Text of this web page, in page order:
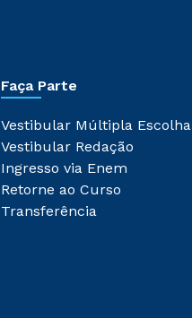
Faça Parte
Vestibular Múltipla Escolha
Vestibular Redação
Ingresso via Enem
Retorne ao Curso
Transferência